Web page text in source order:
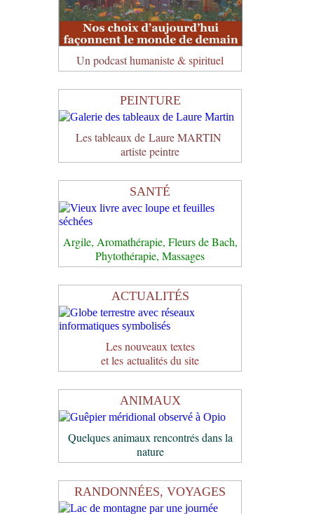
Un podcast humaniste & spirituel
PEINTURE
Les tableaux de Laure MARTIN
artiste peintre
SANTÉ
Argile, Aromathérapie, Fleurs de Bach,
Phytothérapie, Massages
ACTUALITÉS
Les nouveaux textes
et les actualités du site
ANIMAUX
Quelques animaux rencontrés dans la
nature
RANDONNÉES, VOYAGES